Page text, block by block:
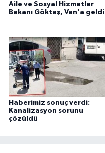
Aile ve Sosyal Hizmetler
Bakanı Göktaş, Van'a geldi
Haberimiz sonuç verdi:
Kanalizasyon sorunu
çözüldü